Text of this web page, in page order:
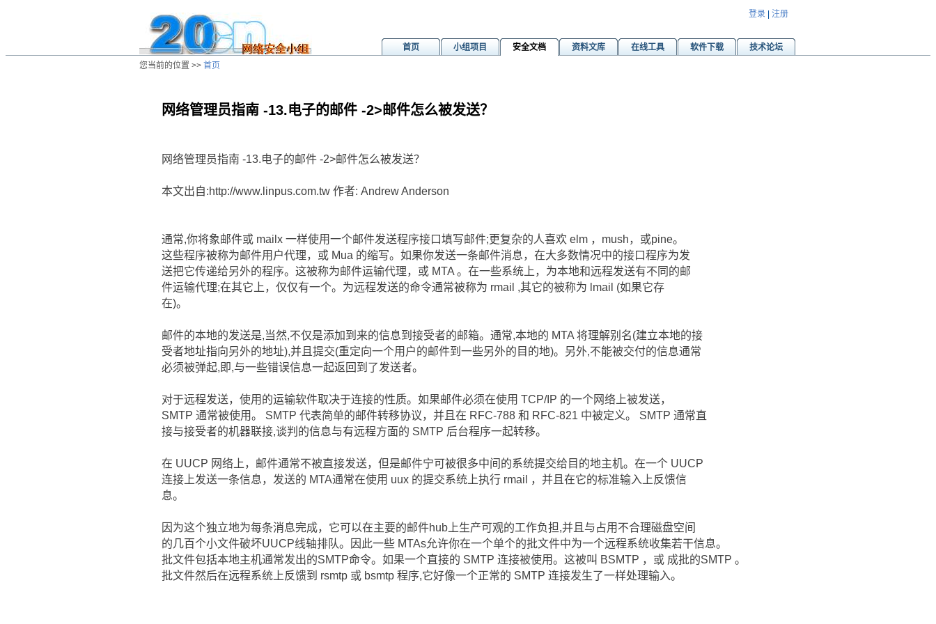
登录 注册
首页 小组项目 安全文档 资料文库 在线工具 软件下载
技术论坛
您当前的位置 >> 首页
网络管理员指南 -13.电子的邮件 -2>邮件怎么被发送？
网络管理员指南 -13.电子的邮件 -2>邮件怎么被发送？
本文出自:http://www.linpus.com.tw 作者: Andrew Anderson
通常,你将象邮件或 mailx 一样使用一个邮件发送程序接口填写邮件;更复杂的人喜欢 elm ，mush，或pine。
这些程序被称为邮件用户代理，或 Mua 的缩写。如果你发送一条邮件消息，在大多数情况中的接口程序为发
送把它传递给另外的程序。这被称为邮件运输代理，或 MTA 。在一些系统上，为本地和远程发送有不同的邮
件运输代理;在其它上，仅仅有一个。为远程发送的命令通常被称为 rmail ,其它的被称为 lmail (如果它存
在)。
邮件的本地的发送是,当然,不仅是添加到来的信息到接受者的邮箱。通常,本地的 MTA 将理解别名(建立本地的接
受者地址指向另外的地址),并且提交(重定向一个用户的邮件到一些另外的目的地)。另外,不能被交付的信息通常
必须被弹起,即,与一些错误信息一起返回到了发送者。
对于远程发送，使用的运输软件取决于连接的性质。如果邮件必须在使用 TCP/IP 的一个网络上被发送，
SMTP 通常被使用。 SMTP 代表简单的邮件转移协议，并且在 RFC-788 和 RFC-821 中被定义。 SMTP 通常直
接与接受者的机器联接,谈判的信息与有远程方面的 SMTP 后台程序一起转移。
在 UUCP 网络上，邮件通常不被直接发送，但是邮件宁可被很多中间的系统提交给目的地主机。在一个 UUCP
连接上发送一条信息，发送的 MTA通常在使用 uux 的提交系统上执行 rmail ，并且在它的标准输入上反馈信
息。
因为这个独立地为每条消息完成，它可以在主要的邮件hub上生产可观的工作负担,并且与占用不合理磁盘空间
的几百个小文件破坏UUCP线轴排队。因此一些 MTAs允许你在一个单个的批文件中为一个远程系统收集若干信息。
批文件包括本地主机通常发出的SMTP命令。如果一个直接的 SMTP 连接被使用。这被叫 BSMTP ，或 成批的SMTP 。
批文件然后在远程系统上反馈到 rsmtp 或 bsmtp 程序,它好像一个正常的 SMTP 连接发生了一样处理输入。